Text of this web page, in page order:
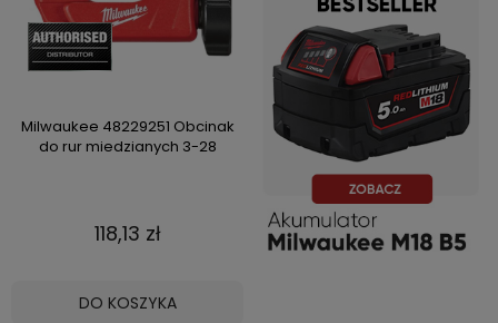
Milwaukee 48229251 Obcinak
do rur miedzianych 3-28
118,13 zł
DO KOSZYKA